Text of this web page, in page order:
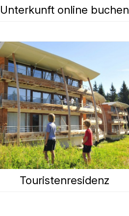
Unterkunft online buchen
Touristenresidenz